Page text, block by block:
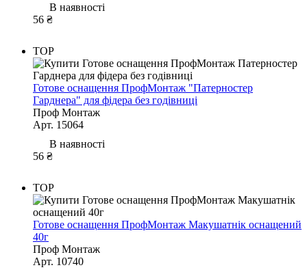
В наявності
56 ₴
TOP
Готове оснащення ПрофМонтаж "Патерностер
Гарднера" для фідера без годівниці
Проф Монтаж
Арт. 15064
В наявності
56 ₴
TOP
Готове оснащення ПрофМонтаж Макушатнік оснащений
40г
Проф Монтаж
Арт. 10740